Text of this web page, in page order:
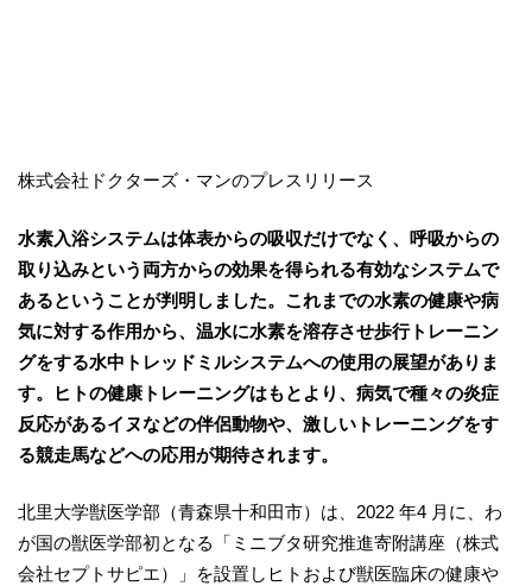
株式会社ドクターズ・マンのプレスリリース
水素入浴システムは体表からの吸収だけでなく、呼吸からの
取り込みという両方からの効果を得られる有効なシステムで
あるということが判明しました。これまでの水素の健康や病
気に対する作用から、温水に水素を溶存させ歩行トレーニン
グをする水中トレッドミルシステムへの使用の展望がありま
す。ヒトの健康トレーニングはもとより、病気で種々の炎症
反応があるイヌなどの伴侶動物や、激しいトレーニングをす
る競走馬などへの応用が期待されます。
北里大学獣医学部（青森県十和田市）は、2022 年4 月に、わ
が国の獣医学部初となる「ミニブタ研究推進寄附講座（株式
会社セプトサピエ）」を設置しヒトおよび獣医臨床の健康や